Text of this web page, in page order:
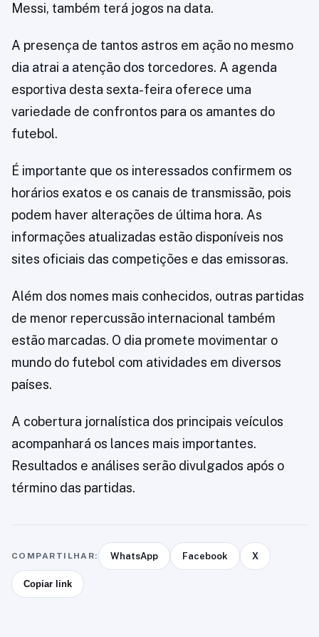
Messi, também terá jogos na data.
A presença de tantos astros em ação no mesmo
dia atrai a atenção dos torcedores. A agenda
esportiva desta sexta-feira oferece uma
variedade de confrontos para os amantes do
futebol.
É importante que os interessados confirmem os
horários exatos e os canais de transmissão, pois
podem haver alterações de última hora. As
informações atualizadas estão disponíveis nos
sites oficiais das competições e das emissoras.
Além dos nomes mais conhecidos, outras partidas
de menor repercussão internacional também
estão marcadas. O dia promete movimentar o
mundo do futebol com atividades em diversos
países.
A cobertura jornalística dos principais veículos
acompanhará os lances mais importantes.
Resultados e análises serão divulgados após o
término das partidas.
COMPARTILHAR: WhatsApp Facebook X
Copiar link